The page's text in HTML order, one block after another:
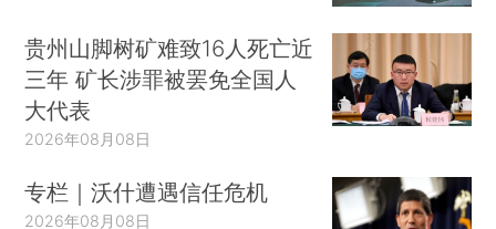
贵州山脚树矿难致16人死亡近
三年 矿长涉罪被罢免全国人
大代表
2026年08月08日
专栏｜沃什遭遇信任危机
2026年08月08日